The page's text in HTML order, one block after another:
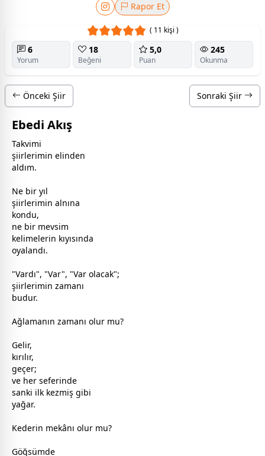
Rapor Et
( 11 kişi )
6
Yorum
18
Beğeni
5,0
Puan
245
Okunma
Önceki Şiir Sonraki Şiir
Ebedi Akış
Takvimi
şiirlerimin elinden
aldım.
Ne bir yıl
şiirlerimin alnına
kondu,
ne bir mevsim
kelimelerin kıyısında
oyalandı.
"Vardı", "Var", "Var olacak";
şiirlerimin zamanı
budur.
Ağlamanın zamanı olur mu?
Gelir,
kırılır,
geçer;
ve her seferinde
sanki ilk kezmiş gibi
yağar.
Kederin mekânı olur mu?
Göğsümde